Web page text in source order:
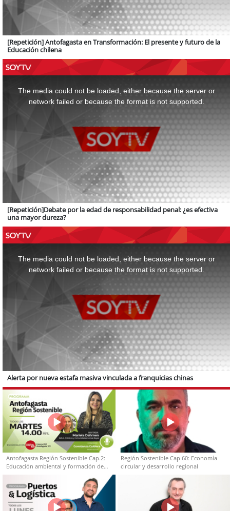
[Repetición] Antofagasta en Transformación: El presente y futuro de la
Educación chilena
The media could not be loaded, either because the server or
network failed or because the format is not supported.
[Repetición]Debate por la edad de responsabilidad penal: ¿es efectiva
una mayor dureza?
The media could not be loaded, either because the server or
network failed or because the format is not supported.
Alerta por nueva estafa masiva vinculada a franquicias chinas
Antofagasta Región Sostenible Cap.2:
Educación ambiental y formación de
capacidades técnicas
Región Sostenible Cap 60: Economía
circular y desarrollo regional